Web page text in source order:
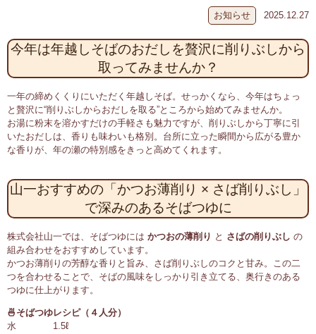
お知らせ 2025.12.27
今年は年越しそばのおだしを贅沢に削りぶしから
取ってみませんか？
一年の締めくくりにいただく年越しそば。せっかくなら、今年はちょっ
と贅沢に“削りぶしからおだしを取る”ところから始めてみませんか。
お湯に粉末を溶かすだけの手軽さも魅力ですが、削りぶしから丁寧に引
いたおだしは、香りも味わいも格別。台所に立った瞬間から広がる豊か
な香りが、年の瀬の特別感をきっと高めてくれます。
山一おすすめの「かつお薄削り × さば削りぶし」
で深みのあるそばつゆに
株式会社山一では、そばつゆには かつおの薄削り と さばの削りぶし の
組み合わせをおすすめしています。
かつお薄削りの芳醇な香りと旨み、さば削りぶしのコクと甘み。この二
つを合わせることで、そばの風味をしっかり引き立てる、奥行きのある
つゆに仕上がります。
🍜そばつゆレシピ（４人分）
水 1.5ℓ